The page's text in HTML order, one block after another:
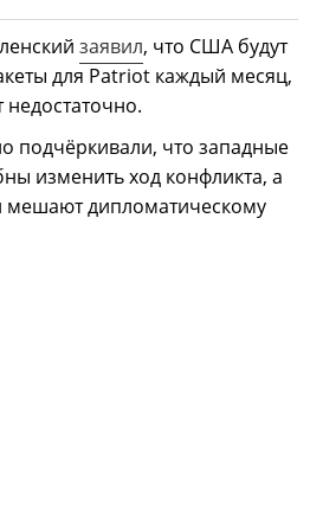
заявил, что США будут
для Patriot каждый месяц,
подчёркивали, что западные
изменить ход конфликта, а
мешают дипломатическому